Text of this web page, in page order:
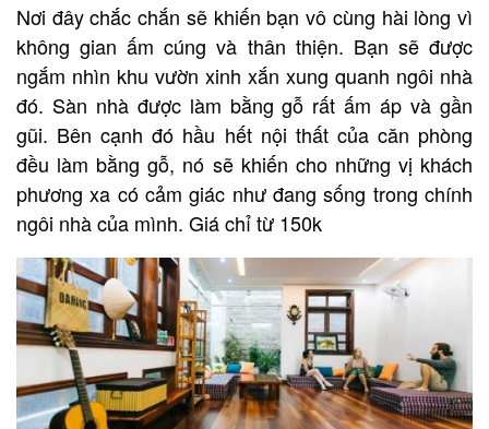
Nơi đây chắc chắn sẽ khiến bạn vô cùng hài lòng vì
không gian ấm cúng và thân thiện. Bạn sẽ được
ngắm nhìn khu vườn xinh xắn xung quanh ngôi nhà
đó. Sàn nhà được làm bằng gỗ rất ấm áp và gần
gũi. Bên cạnh đó hầu hết nội thất của căn phòng
đều làm bằng gỗ, nó sẽ khiến cho những vị khách
phương xa có cảm giác như đang sống trong chính
ngôi nhà của mình. Giá chỉ từ 150k